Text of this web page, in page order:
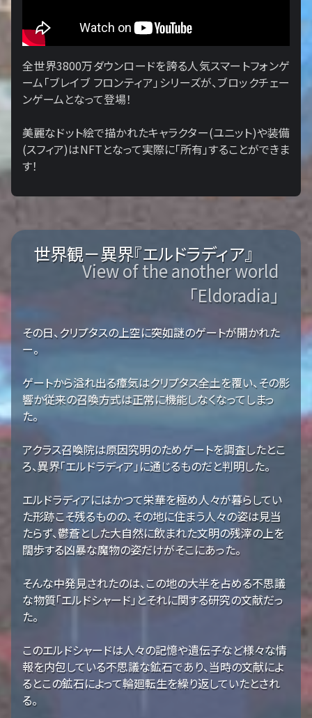
全世界3800万ダウンロードを誇る人気スマートフォンゲ
ーム「ブレイブ フロンティア」シリーズが、ブロックチェー
ンゲームとなって登場！
美麗なドット絵で描かれたキャラクター(ユニット)や装備
(スフィア)はNFTとなって実際に「所有」することができま
す！
世界観－異界『エルドラディア』
View of the another world
「Eldoradia」
その日、クリプタスの上空に突如謎のゲートが開かれた
ー。
ゲートから溢れ出る瘴気はクリプタス全土を覆い、その影
響か従来の召喚方式は正常に機能しなくなってしまっ
た。
アクラス召喚院は原因究明のためゲートを調査したとこ
ろ、異界「エルドラディア」に通じるものだと判明した。
エルドラディアにはかつて栄華を極め人々が暮らしてい
た形跡こそ残るものの、その地に住まう人々の姿は見当
たらず、鬱蒼とした大自然に飲まれた文明の残滓の上を
闊歩する凶暴な魔物の姿だけがそこにあった。
そんな中発見されたのは、この地の大半を占める不思議
な物質「エルドシャード」とそれに関する研究の文献だっ
た。
このエルドシャードは人々の記憶や遺伝子など様々な情
報を内包している不思議な鉱石であり、当時の文献によ
るとこの鉱石によって輪廻転生を繰り返していたとされ
る。